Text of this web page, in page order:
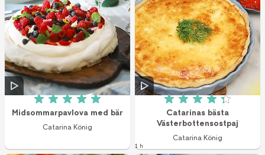
Betyg: 5 av 5 (6 röster)
Midsommarpavlova med bär
Catarina König
Betyg: 4.3 av 5
Catarinas bästa
Västerbottensostpaj
Catarina König
1 h